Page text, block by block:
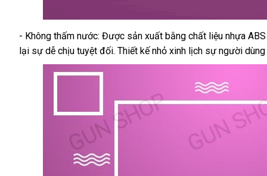
Dương
vật
Mashimaro
- Không thấm nước: Được sản xuất bằng chất liệu nhựa
lại sự dễ chịu Trung
Quốc
tuyệt đốigiảm
giá
. Thiết kế nhỏ xinh lịch sự người dùng